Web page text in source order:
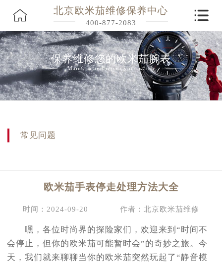
北京欧米茄维修保养中心
400-877-2083
保养维修您的欧米茄腕表
Maintain and repair your watch
常见问题
欧米茄手表停走处理方法大全
时间：2024-09-20 作者：北京欧米茄维修
嘿，各位时尚界的探险家们，欢迎来到“时间不
会停止，但你的欧米茄可能暂时会”的奇妙之旅。今
天，我们就来聊聊当你的欧米茄突然玩起了“静音模